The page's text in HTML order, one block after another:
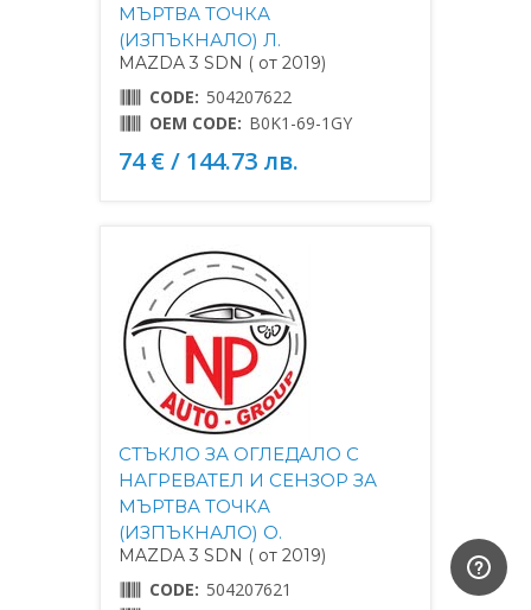
МЪРТВА ТОЧКА
(ИЗПЪКНАЛО) Л.
MAZDA 3 SDN ( от 2019)
CODE: 504207622
OEM CODE: B0K1-69-1GY
74 € / 144.73 лв.
СТЪКЛО ЗА ОГЛЕДАЛО С
НАГРЕВАТЕЛ И СЕНЗОР ЗА
МЪРТВА ТОЧКА
(ИЗПЪКНАЛО) O.
MAZDA 3 SDN ( от 2019)
CODE: 504207621